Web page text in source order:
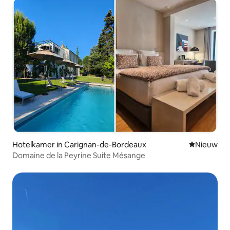
Hotelkamer in Carignan-de-Bordeaux Nieuwe
Nieuw
Domaine de la Peyrine Suite Mésange